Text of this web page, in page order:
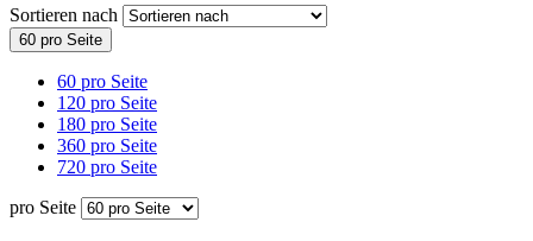
Sortieren nach
60 pro Seite
60 pro Seite
120 pro Seite
180 pro Seite
360 pro Seite
720 pro Seite
pro Seite